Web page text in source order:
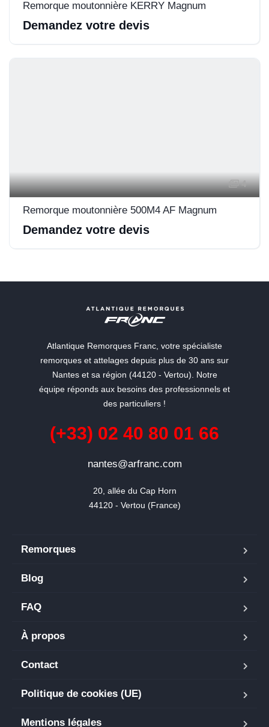
Remorque moutonnière KERRY Magnum
Demandez votre devis
4
Remorque moutonnière 500M4 AF Magnum
Demandez votre devis
Atlantique Remorques Franc, votre spécialiste
remorques et attelages depuis plus de 30 ans sur
Nantes et sa région (44120 - Vertou). Notre
équipe réponds aux besoins des professionnels et
des particuliers !
(+33) 02 40 80 01 66
nantes@arfranc.com
20, allée du Cap Horn
44120 - Vertou (France)
Remorques
Blog
FAQ
À propos
Contact
Politique de cookies (UE)
Mentions légales